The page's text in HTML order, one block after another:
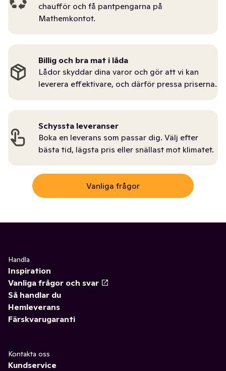
chaufför och få pantpengarna på
Mathemkontot.
Billig och bra mat i låda
Lådor skyddar dina varor och gör att vi kan
leverera effektivare, och därför pressa priserna.
Schyssta leveranser
Boka en leverans som passar dig. Välj efter
bästa tid, lägsta pris eller snällast mot klimatet.
Vanliga frågor
Handla
Inspiration
Vanliga frågor och svar
Så handlar du
Hemleverans
Färskvarugaranti
Kontakta oss
Kundservice